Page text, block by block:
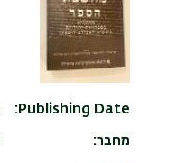
Publishing Date
מחבר